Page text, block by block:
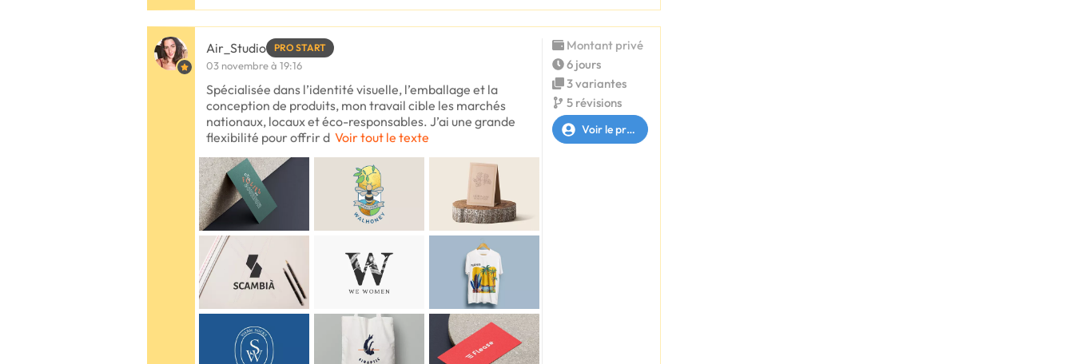
Air_Studio PRO START
03 novembre à 19:16
Spécialisée dans l’identité visuelle, l’emballage et la
conception de produits, mon travail cible les marchés
nationaux, locaux et éco-responsables. J’ai une grande
flexibilité pour offrir d Voir tout le texte
Montant privé
6 jours
3 variantes
5 révisions
Voir le profil